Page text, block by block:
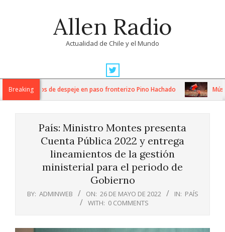
Allen Radio
Actualidad de Chile y el Mundo
Navigation
MenuBreaking
trabajos de despeje en paso fronterizo Pino Hachado Música:
País: Ministro Montes presenta
Cuenta Pública 2022 y entrega
lineamientos de la gestión
ministerial para el periodo de
Gobierno
BY: ADMINWEB ON: 26 DE MAYO DE 2022 IN: PAÍS
WITH: 0 COMMENTS